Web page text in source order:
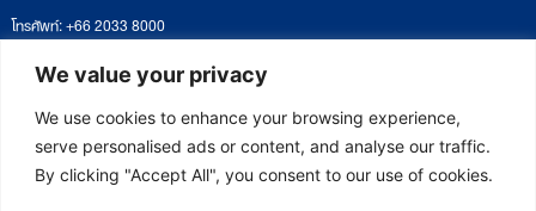
We value your privacy
We use cookies to enhance your browsing experience,
serve personalised ads or content, and analyse our traffic.
By clicking "Accept All", you consent to our use of cookies.
โทรศัพท์: +66 2033 8000
เวลาทำการ: จันทร์ – ศุกร์
09:00 – 17:00 น.
ติดตามหนังสือหรือยื่นเอกสาร
saraban@eeco.or.th